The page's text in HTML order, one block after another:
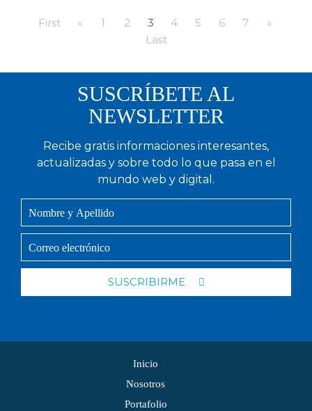
First « 1 2 3 4 5 6 7
»
Last
SUSCRÍBETE AL
NEWSLETTER
Recibe gratis informaciones interesantes,
actualizadas y sobre todo lo que pasa en el
mundo web y digital.
SUSCRIBIRME
Inicio
Nosotros
Portafolio